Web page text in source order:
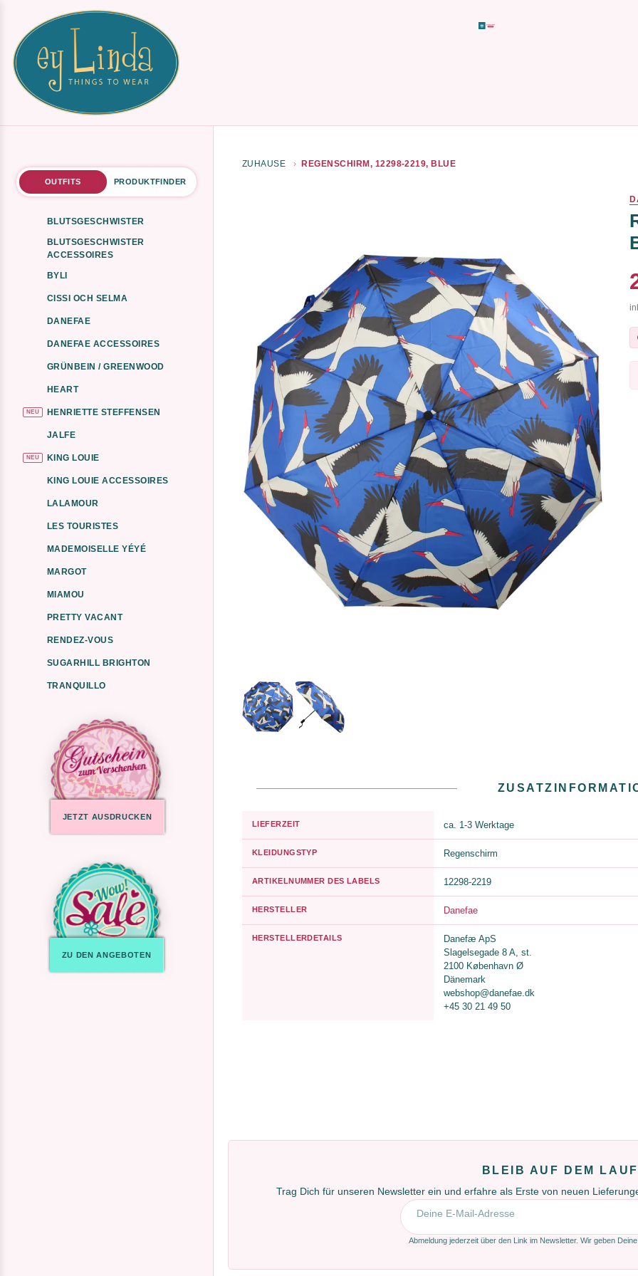
OUTFITS PRODUKTFINDER
BLUTSGESCHWISTER
BLUTSGESCHWISTER
ACCESSOIRES
BYLI
CISSI OCH SELMA
DANEFAE
DANEFAE ACCESSOIRES
GRÜNBEIN / GREENWOOD
HEART
NEU HENRIETTE STEFFENSEN
JALFE
NEU KING LOUIE
KING LOUIE ACCESSOIRES
LALAMOUR
LES TOURISTES
MADEMOISELLE YÉYÉ
MARGOT
MIAMOU
PRETTY VACANT
RENDEZ-VOUS
SUGARHILL BRIGHTON
TRANQUILLO
JETZT AUSDRUCKEN
ZU DEN ANGEBOTEN
ZUHAUSE REGENSCHIRM, 12298-2219, BLUE
LIEFERZEIT ca. 1-3 Werktage
KLEIDUNGSTYP Regenschirm
ARTIKELNUMMER DES LABELS 12298-2219
HERSTELLER Danefae
HERSTELLERDETAILS
Danefæ ApS
Slagelsegade 8 A, st.
2100 København Ø
Dänemark
webshop@danefae.dk
+45 30 21 49 50
BLEIB AUF DEM
Trag Dich für unseren Newsletter ein und erfahre als Erste von neuen
E-Mail-Adresse
Abmeldung jederzeit über den Link im Newsletter. Wir geben